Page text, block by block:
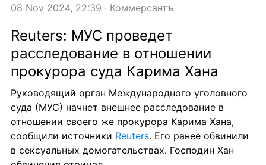
08 Nov 2024, 22:39 · Коммерсантъ
Reuters: МУС проведет
расследование в отношении
прокурора суда Карима Хана
Руководящий орган Международного уголовного
суда (МУС) начнет внешнее расследование в
отношении своего же прокурора Карима Хана,
сообщили источники Reuters. Его ранее обвинили
в сексуальных домогательствах. Господин Хан